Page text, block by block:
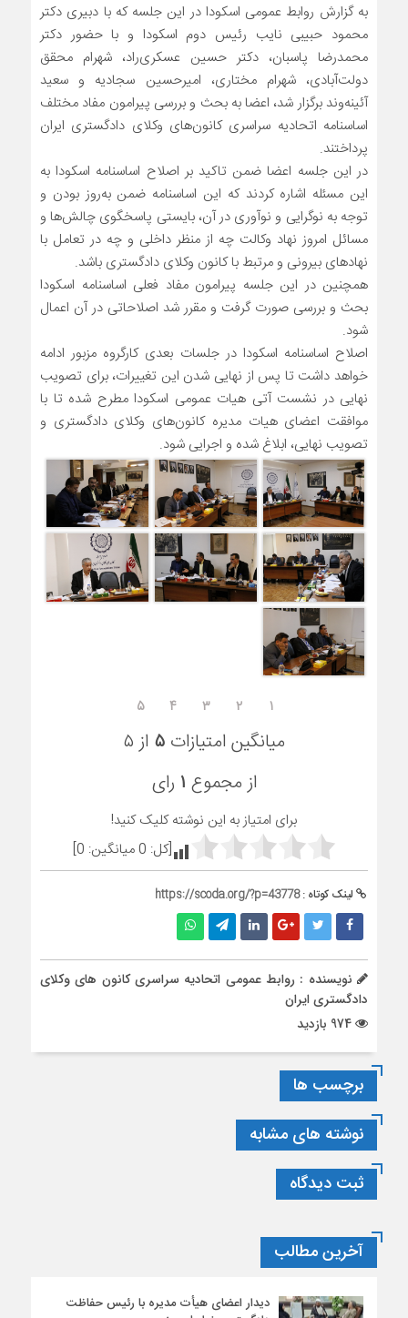
به گزارش روابط عمومی اسکودا در این جلسه که با دبیری دکتر
محمود حبیبی نایب رئیس دوم اسکودا و با حضور دکتر
محمدرضا پاسبان، دکتر حسین عسکری‌راد، شهرام محقق
دولت‌آبادی، شهرام مختاری، امیرحسین سجادیه و سعید
آئینه‌وند برگزار شد، اعضا به بحث و بررسی پیرامون مفاد مختلف
اساسنامه اتحادیه سراسری کانون‌های وکلای دادگستری ایران
پرداختند.
در این جلسه اعضا ضمن تاکید بر اصلاح اساسنامه اسکودا به
این مسئله اشاره کردند که این اساسنامه ضمن به‌روز بودن و
توجه به نوگرایی و نوآوری در آن، بایستی پاسخگوی چالش‌ها و
مسائل امروز نهاد وکالت چه از منظر داخلی و چه در تعامل با
نهادهای بیرونی و مرتبط با کانون وکلای دادگستری باشد.
همچنین در این جلسه پیرامون مفاد فعلی اساسنامه اسکودا
بحث و بررسی صورت گرفت و مقرر شد اصلاحاتی در آن اعمال
شود.
اصلاح اساسنامه اسکودا در جلسات بعدی کارگروه مزبور ادامه
خواهد داشت تا پس از نهایی شدن این تغییرات، برای تصویب
نهایی در نشست آتی هیات عمومی اسکودا مطرح شده تا با
موافقت اعضای هیات مدیره کانون‌های وکلای دادگستری و
تصویب نهایی، ابلاغ شده و اجرایی شود.
۱ ۲ ۳ ۴ ۵
میانگین امتیازات ۵ از ۵
از مجموع ۱ رای
برای امتیاز به این نوشته کلیک کنید!
[کل: 0میانگین: 0
]
لینک کوتاه :https://scoda.org/?p=43778
نویسنده : روابط عمومی اتحادیه سراسری کانون های وکلای
دادگستری ایران
برچسب ها
نوشته های مشابه
ثبت دیدگاه
آخرین مطالب
دیدار اعضای هیأت‌ مدیره با رئیس حفاظت